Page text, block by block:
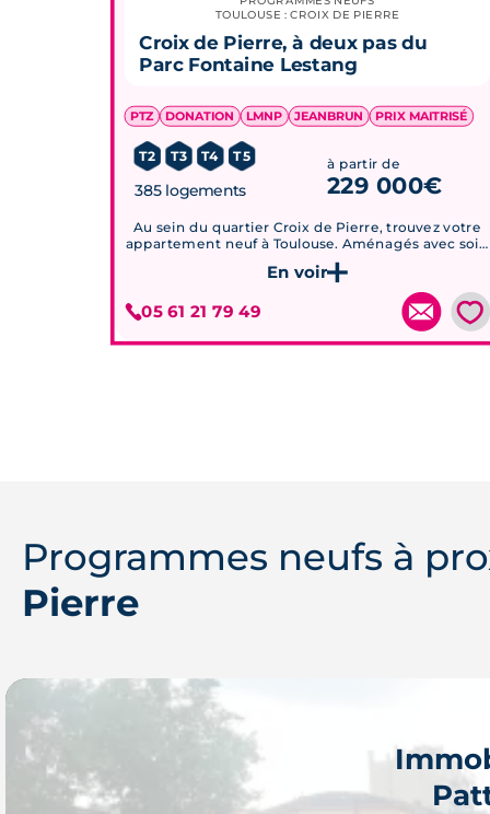
Je découvre ce programme
TOULOUSE : CROIX DE PIERRE
Croix de Pierre, à deux pas du
Parc Fontaine Lestang
PTZ DONATION LMNP JEANBRUN PRIX MAITRISÉ
T2 T3 T4 T5
385 logements
à partir de
229 000€
Au sein du quartier Croix de Pierre, trouvez votre
appartement neuf à Toulouse. Aménagés avec soin
et disposant de beaux espaces de vie ces
logements assurent un confort actuel et sont
05 61 21 79 49 💗
Programmes neufs à
Pierre